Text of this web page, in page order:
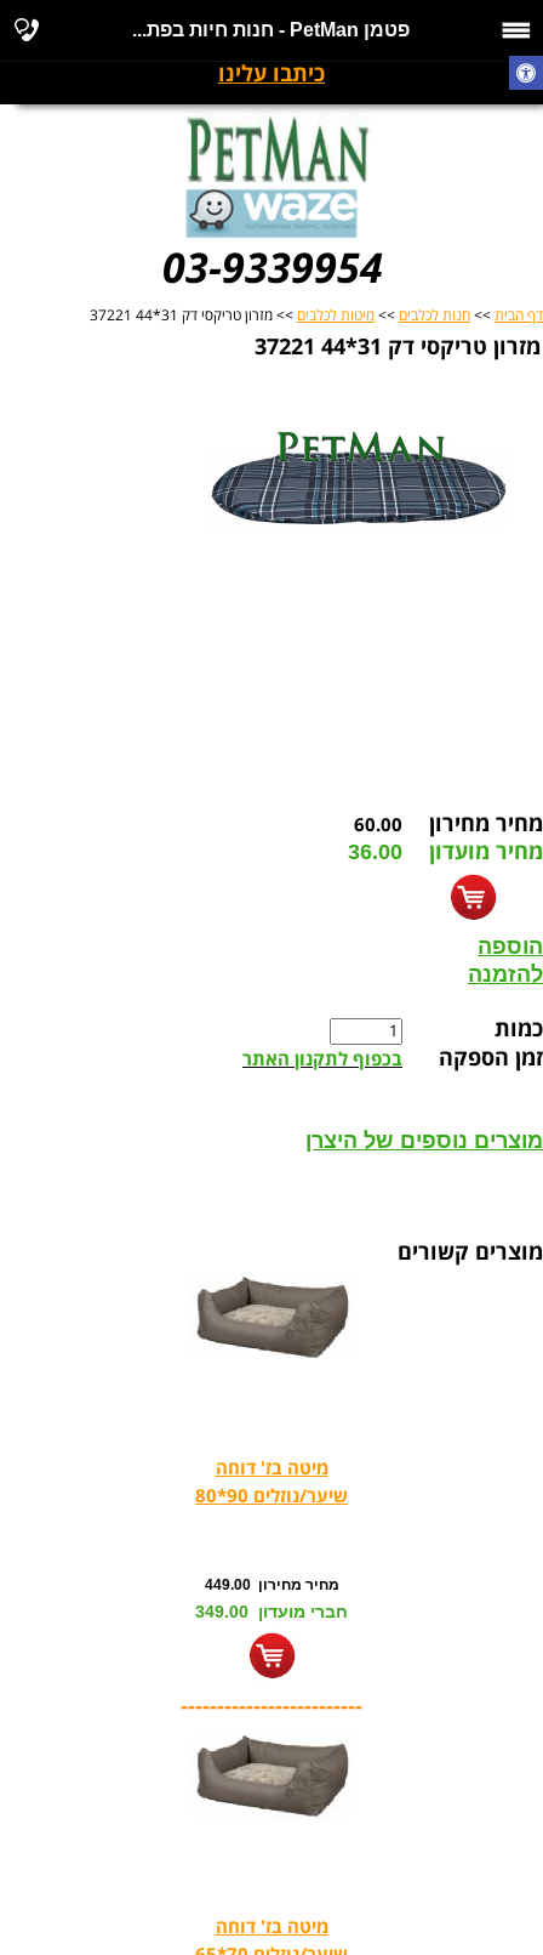
פטמן PetMan - חנות חיות בפת...
כיתבו עלינו
03-9339954
דף הבית >> חנות לכלבים >> מיטות לכלבים >> מזרון טריקסי דק 31*44 37221
מזרון טריקסי דק 31*44 37221
מחיר מחירון 60.00
מחיר מועדון 36.00
הוספה
להזמנה
כמות
זמן הספקה
בכפוף לתקנון האתר
מוצרים נוספים של היצרן
מוצרים קשורים
מיטה בז' דוחה
שיער/נוזלים 90*80
מחיר מחירון 449.00
חברי מועדון 349.00
-------------------------
מיטה בז' דוחה